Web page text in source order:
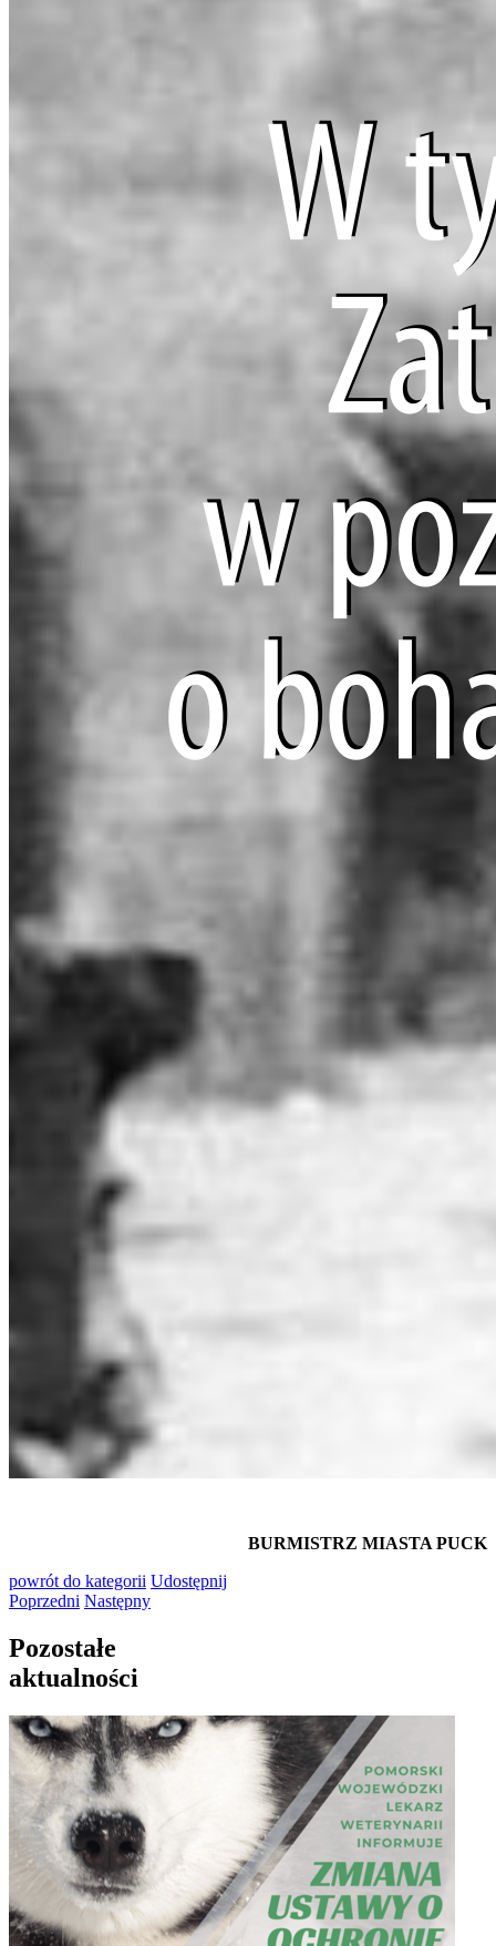
BURMISTRZ MIASTA PUCK
powrót do kategorii Udostępnij
Poprzedni Następny
Pozostałe
aktualności